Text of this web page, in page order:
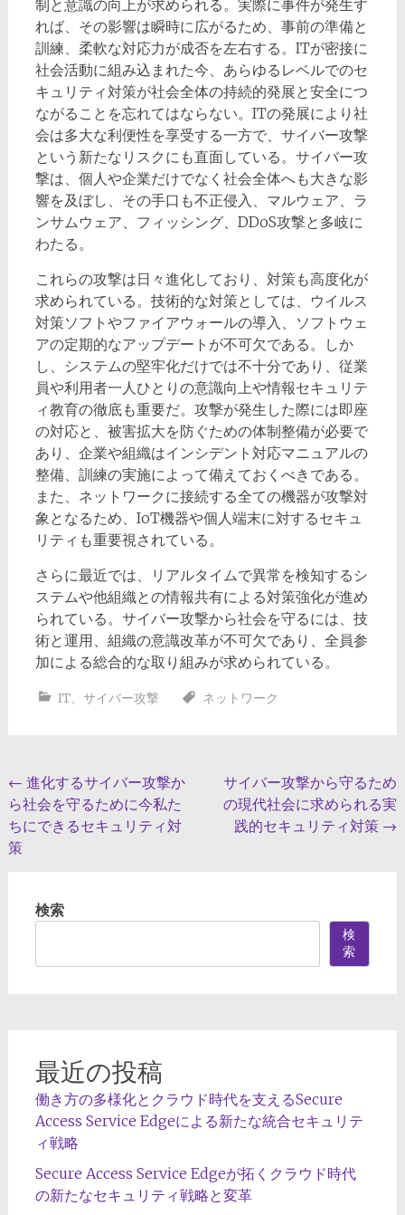
制と意識の向上が求められる。実際に事件が発生す
れば、その影響は瞬時に広がるため、事前の準備と
訓練、柔軟な対応力が成否を左右する。ITが密接に
社会活動に組み込まれた今、あらゆるレベルでのセ
キュリティ対策が社会全体の持続的発展と安全につ
ながることを忘れてはならない。ITの発展により社
会は多大な利便性を享受する一方で、サイバー攻撃
という新たなリスクにも直面している。サイバー攻
撃は、個人や企業だけでなく社会全体へも大きな影
響を及ぼし、その手口も不正侵入、マルウェア、ラ
ンサムウェア、フィッシング、DDoS攻撃と多岐に
わたる。
これらの攻撃は日々進化しており、対策も高度化が
求められている。技術的な対策としては、ウイルス
対策ソフトやファイアウォールの導入、ソフトウェ
アの定期的なアップデートが不可欠である。しか
し、システムの堅牢化だけでは不十分であり、従業
員や利用者一人ひとりの意識向上や情報セキュリテ
ィ教育の徹底も重要だ。攻撃が発生した際には即座
の対応と、被害拡大を防ぐための体制整備が必要で
あり、企業や組織はインシデント対応マニュアルの
整備、訓練の実施によって備えておくべきである。
また、ネットワークに接続する全ての機器が攻撃対
象となるため、IoT機器や個人端末に対するセキュ
リティも重要視されている。
さらに最近では、リアルタイムで異常を検知するシ
ステムや他組織との情報共有による対策強化が進め
られている。サイバー攻撃から社会を守るには、技
術と運用、組織の意識改革が不可欠であり、全員参
加による総合的な取り組みが求められている。
IT、 サイバー攻撃 ネットワーク
投
稿
ナ
← 進化するサイバー攻撃か
ら社会を守るために今私た
ちにできるセキュリティ対
策
サイバー攻撃から守るため
の現代社会に求められる実
践的セキュリティ対策 →
検索
検
索
最近の投稿
働き方の多様化とクラウド時代を支えるSecure
Access Service Edgeによる新たな統合セキュリテ
ィ戦略
Secure Access Service Edgeが拓くクラウド時代
の新たなセキュリティ戦略と変革